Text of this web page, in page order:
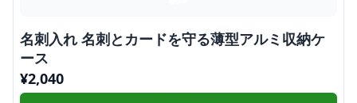
名刺入れ 名刺とカードを守る薄型アルミ収納ケ
ース
¥2,040